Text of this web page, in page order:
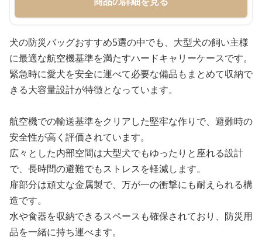
犬の防災バッグおすすめ5選の中でも、大型犬の飼い主様
に最適な航空機基準を満たすハードキャリーケースです。
緊急時に愛犬を安全に運べて必要な備品もまとめて収納で
きる大容量設計が特徴となっています。
航空機での輸送基準をクリアした堅牢な作りで、避難時の
安全性が高く評価されています。
広々とした内部空間は大型犬でもゆったりと座れる設計
で、長時間の避難でもストレスを軽減します。
扉部分は頑丈な金属製で、万が一の衝撃にも耐えられる構
造です。
水や食器を収納できるスペースも確保されており、防災用
品を一緒に持ち運べます。